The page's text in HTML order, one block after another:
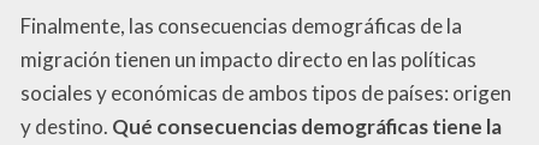
Finalmente, las consecuencias demográficas de la
migración tienen un impacto directo en las políticas
sociales y económicas de ambos tipos de países: origen
y destino. Qué consecuencias demográficas tiene la